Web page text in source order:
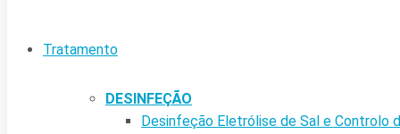
Tratamento
DESINFEÇÃO
Desinfeção Eletrólise de Sal e Controlo